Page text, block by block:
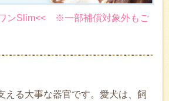
ンSlim<< ※一部補償対象外もご
える大事な器官です。愛犬は、飼